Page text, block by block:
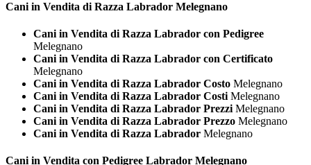
Cani in Vendita di Razza Labrador Melegnano
Cani in Vendita di Razza Labrador con Pedigree
Melegnano
Cani in Vendita di Razza Labrador con Certificato
Melegnano
Cani in Vendita di Razza Labrador Costo Melegnano
Cani in Vendita di Razza Labrador Costi Melegnano
Cani in Vendita di Razza Labrador Prezzi Melegnano
Cani in Vendita di Razza Labrador Prezzo Melegnano
Cani in Vendita di Razza Labrador Melegnano
Cani in Vendita con Pedigree Labrador Melegnano